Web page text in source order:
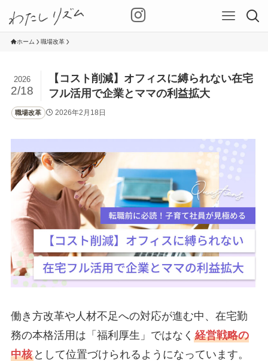
ホーム 職場改革
【コスト削減】オフィスに縛られない在宅
フル活用で企業とママの利益拡大
2026
2/18
職場改革 2026年2月18日
働き方改革や人材不足への対応が進む中、在宅勤
務の本格活用は「福利厚生」ではなく 経営戦略の
中核として位置づけられるようになっています。